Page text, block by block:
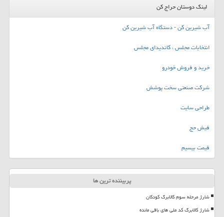
لینک دوستان حراج کن
آب شیرین کن - دستگاه آب شیرین کن
انتخابات مجلس ، کاندیدای مجلس
خرید و فروش خودرو
شرکت صنعتی سخت پوشش
طراحی سایت
فیش حج
قیمت بیسیم
پربیننده ترین ها
شارژ مرحله سوم کالابرگ کودکان
شارژ کالابرگ کد ملی های باقی مانده